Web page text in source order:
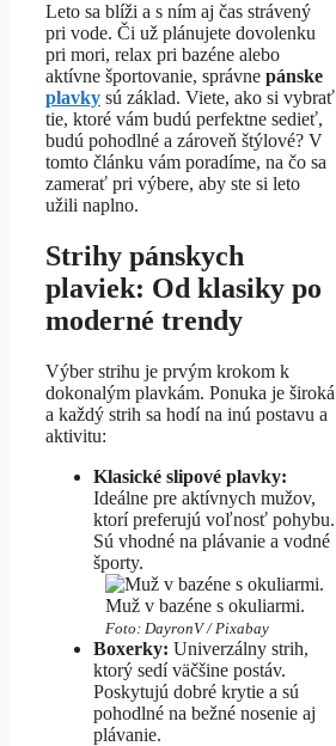
Leto sa blíži a s ním aj čas strávený
pri vode. Či už plánujete dovolenku
pri mori, relax pri bazéne alebo
aktívne športovanie, správne pánske
plavky sú základ. Viete, ako si vybrať
tie, ktoré vám budú perfektne sedieť,
budú pohodlné a zároveň štýlové? V
tomto článku vám poradíme, na čo sa
zamerať pri výbere, aby ste si leto
užili naplno.
Strihy pánskych
plaviek: Od klasiky po
moderné trendy
Výber strihu je prvým krokom k
dokonalým plavkám. Ponuka je široká
a každý strih sa hodí na inú postavu a
aktivitu:
Klasické slipové plavky:
Ideálne pre aktívnych mužov,
ktorí preferujú voľnosť pohybu.
Sú vhodné na plávanie a vodné
športy.
Muž v bazéne s okuliarmi.
Foto: DayronV / Pixabay
Boxerky: Univerzálny strih,
ktorý sedí väčšine postáv.
Poskytujú dobré krytie a sú
pohodlné na bežné nosenie aj
plávanie.